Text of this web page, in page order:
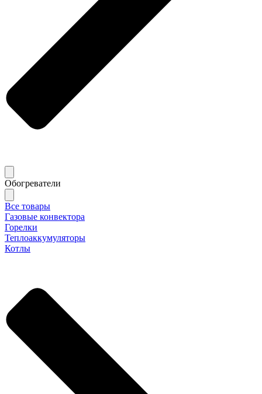
Обогреватели
Все товары
Газовые конвектора
Горелки
Теплоаккумуляторы
Котлы